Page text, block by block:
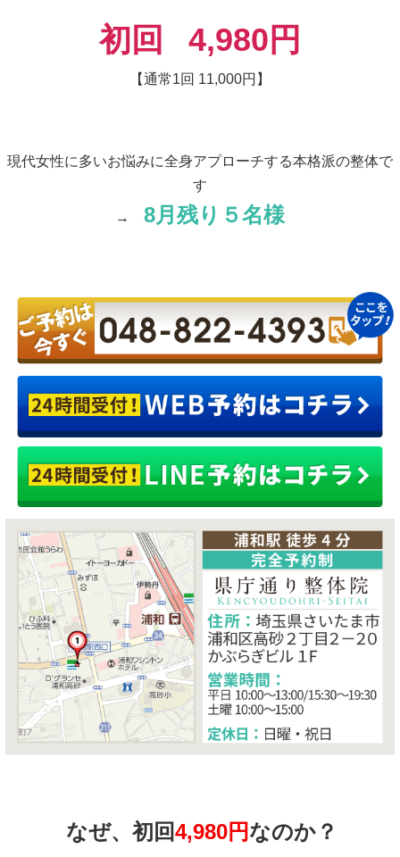
初回 4,980円
【通常1回 11,000円】
現代女性に多いお悩みに全身アプローチする本格派の整体で
す
→ 8月残り５名様
なぜ、初回4,980円なのか？